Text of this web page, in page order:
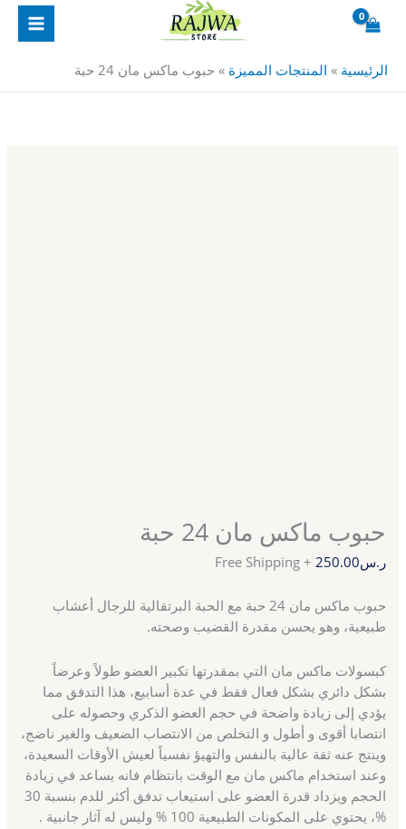
الرئيسية » المنتجات المميزة » حبوب ماكس مان 24 حبة
حبوب ماكس مان 24 حبة
ر.س250.00
+ Free Shipping
حبوب ماكس مان 24 حبة مع الحبة البرتقالية للرجال أعشاب
طبيعية، وهو يحسن مقدرة القضيب وصحته.
كبسولات ماكس مان التي بمقدرتها تكبير العضو طولاً وعرضاً
بشكل دائري بشكل فعال فقط في عدة أسابيع، هذا التدفق مما
يؤدي إلى زيادة واضحة في حجم العضو الذكري وحصوله على
انتصابا أقوى و أطول و التخلص من الانتصاب الضعيف والغير ناضج،
وينتج عنه ثقة عالية بالنفس والتهيؤ نفسياً لعيش الأوقات السعيدة،
وعند استخدام ماكس مان مع الوقت بانتظام فانه يساعد في زيادة
الحجم ويزداد قدرة العضو على استيعاب تدفق أكثر للدم بنسبة 30
%، يحتوي على المكونات الطبيعية 100 % وليس له آثار جانبية .
كمية
حبوب
مان
حبة